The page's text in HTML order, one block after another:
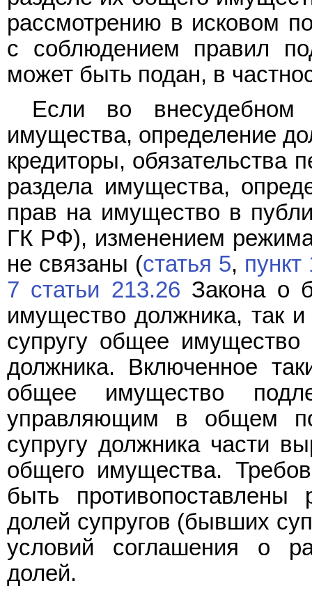
рассмотрению в исковом
с соблюдением правил
может быть подан, в
Если во внесудебном
имущества, определение
кредиторы, обязательства
раздела имущества,
прав на имущество в
ГК РФ), изменением
не связаны (статья 5, пункт
7 статьи 213.26 Закона о
имущество должника, так
супругу общее
должника. Включенное
общее имущество
управляющим в общем
супругу должника части
общего имущества.
быть противопоставлены
долей супругов (бывших
условий соглашения о
долей.